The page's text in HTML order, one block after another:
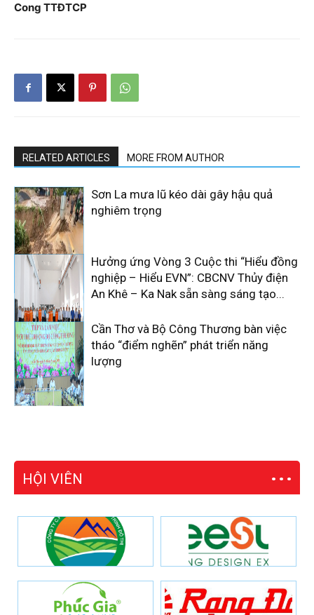
Cong TTĐTCP
RELATED ARTICLES MORE FROM AUTHOR
Sơn La mưa lũ kéo dài gây hậu quả
nghiêm trọng
Hưởng ứng Vòng 3 Cuộc thi “Hiểu đồng
nghiệp – Hiểu EVN”: CBCNV Thủy điện
An Khê – Ka Nak sẵn sàng sáng tạo...
Cần Thơ và Bộ Công Thương bàn việc
tháo “điểm nghẽn” phát triển năng
lượng
HỘI VIÊN